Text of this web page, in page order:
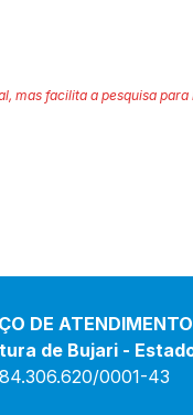
mas facilita a pesquisa
DE
de Bujari -
0001-43